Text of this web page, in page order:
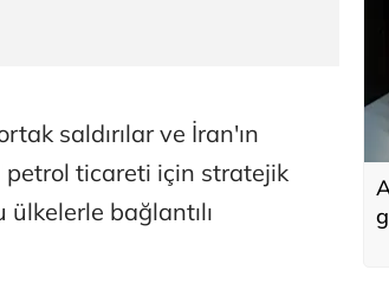
saldırılar ve İran'ın
petrol ticareti için stratejik
bağlantılı